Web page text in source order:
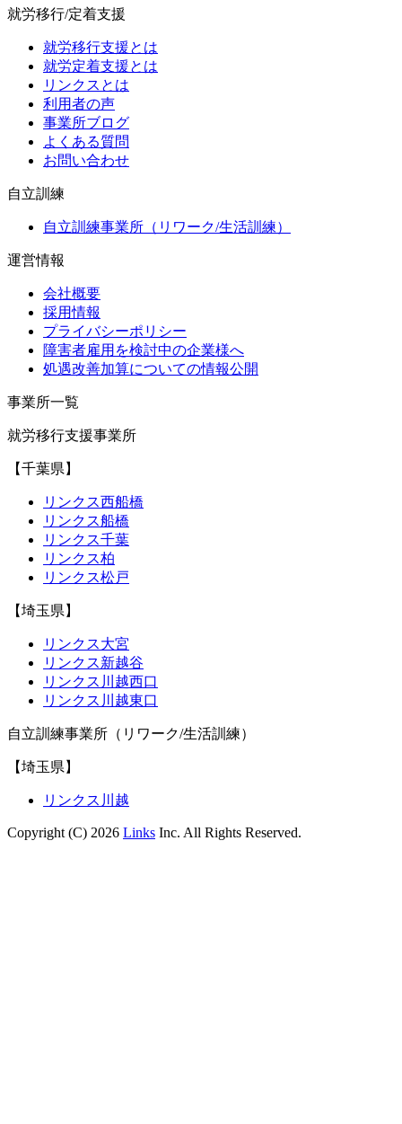
就労移行/定着支援
就労移行支援とは
就労定着支援とは
リンクスとは
利用者の声
事業所ブログ
よくある質問
お問い合わせ
自立訓練
自立訓練事業所（リワーク/生活訓練）
運営情報
会社概要
採用情報
プライバシーポリシー
障害者雇用を検討中の企業様へ
処遇改善加算についての情報公開
事業所一覧
就労移行支援事業所
【千葉県】
リンクス西船橋
リンクス船橋
リンクス千葉
リンクス柏
リンクス松戸
【埼玉県】
リンクス大宮
リンクス新越谷
リンクス川越西口
リンクス川越東口
自立訓練事業所（リワーク/生活訓練）
【埼玉県】
リンクス川越
Copyright (C) 2026 Links Inc. All Rights Reserved.